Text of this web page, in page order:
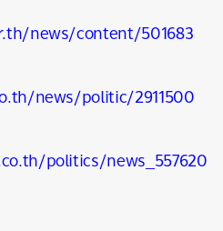
news/content/501683
news/politic/2911500
politics/news_557620